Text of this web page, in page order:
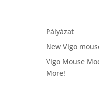
Pályázat
New Vigo
Vigo Mouse
More!